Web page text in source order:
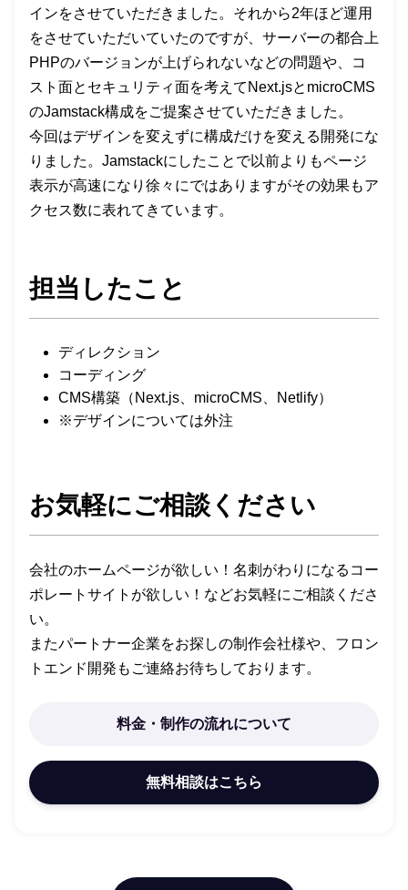
インをさせていただきました。それから2年ほど運用
をさせていただいていたのですが、サーバーの都合上
PHPのバージョンが上げられないなどの問題や、コ
スト面とセキュリティ面を考えてNext.jsとmicroCMS
のJamstack構成をご提案させていただきました。
今回はデザインを変えずに構成だけを変える開発にな
りました。Jamstackにしたことで以前よりもページ
表示が高速になり徐々にではありますがその効果もア
クセス数に表れてきています。
担当したこと
ディレクション
コーディング
CMS構築（Next.js、microCMS、Netlify）
※デザインについては外注
お気軽にご相談ください
会社のホームページが欲しい！名刺がわりになるコー
ポレートサイトが欲しい！などお気軽にご相談くださ
い。
またパートナー企業をお探しの制作会社様や、フロン
トエンド開発もご連絡お待ちしております。
料金・制作の流れについて
無料相談はこちら